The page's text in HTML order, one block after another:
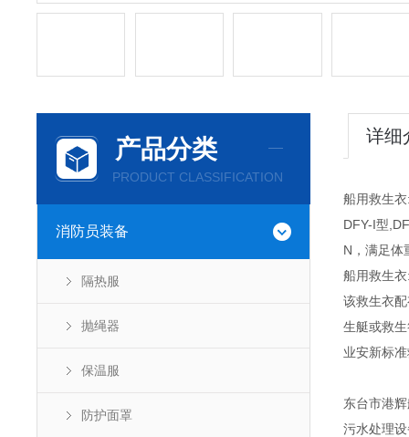
产品分类
PRODUCT CLASSIFICATION
消防员装备
隔热服
抛绳器
保温服
防护面罩
详细
船用救生
DFY-I型
N，满足体
船用救生
该救生衣
生艇或救
业安新标
东台市港
污水处理